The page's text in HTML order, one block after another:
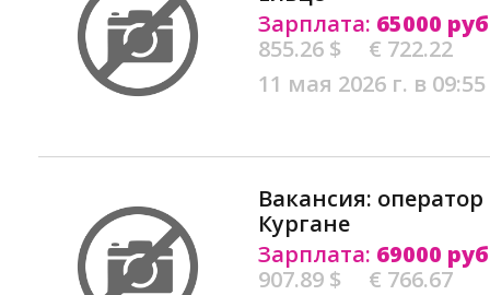
Зарплата: 65000
855.26 $
€ 722.22
11 мая 2026 г. в 09:55
Вакансия:
Кургане
Зарплата: 69000
907.89 $
€ 766.67